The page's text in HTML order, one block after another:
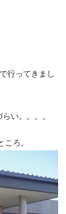
行ってきまし
い。。。。
ろ。